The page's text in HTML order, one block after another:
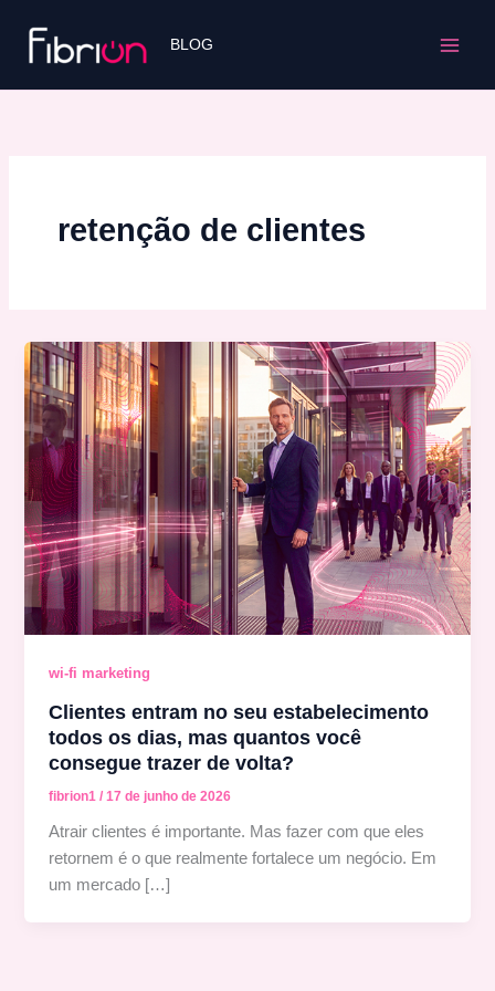
conteúdo
BLOG
retenção de clientes
wi-fi marketing
Clientes entram no seu estabelecimento
todos os dias, mas quantos você
consegue trazer de volta?
fibrion1/17 de junho de 2026
Atrair clientes é importante. Mas fazer com que eles
retornem é o que realmente fortalece um negócio. Em
um mercado […]